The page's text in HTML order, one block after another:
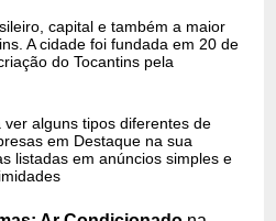
capital e também a maior
A cidade foi fundada em 20 de
do Tocantins pela
alguns tipos diferentes de
em Destaque na sua
listadas em anúncios simples e